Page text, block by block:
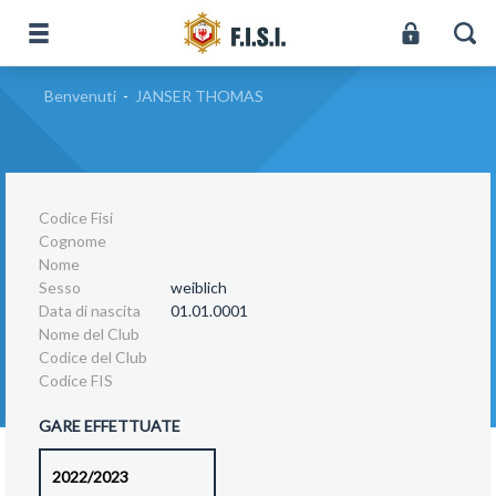
Benvenuti - JANSER THOMAS
Codice Fisi
Cognome
Nome
Sesso
weiblich
Data di nascita
01.01.0001
Nome del Club
Codice del Club
Codice FIS
GARE EFFETTUATE